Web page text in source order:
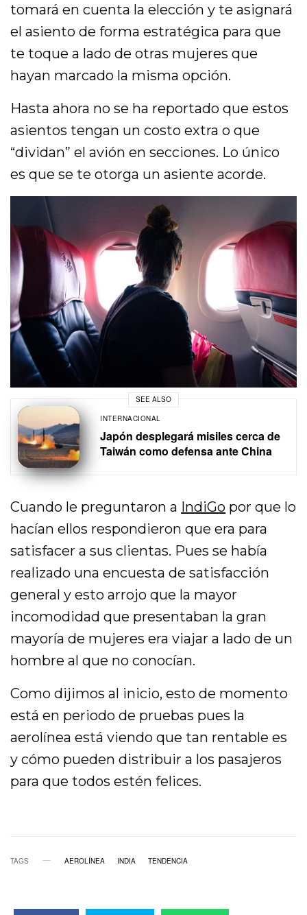
tomará en cuenta la elección y te asignará
el asiento de forma estratégica para que
te toque a lado de otras mujeres que
hayan marcado la misma opción.
Hasta ahora no se ha reportado que estos
asientos tengan un costo extra o que
“dividan” el avión en secciones. Lo único
es que se te otorga un asiente acorde.
SEE ALSO
INTERNACIONAL
Japón desplegará misiles cerca de
Taiwán como defensa ante China
Cuando le preguntaron a IndiGo por que lo
hacían ellos respondieron que era para
satisfacer a sus clientas. Pues se había
realizado una encuesta de satisfacción
general y esto arrojo que la mayor
incomodidad que presentaban la gran
mayoría de mujeres era viajar a lado de un
hombre al que no conocían.
Como dijimos al inicio, esto de momento
está en periodo de pruebas pues la
aerolínea está viendo que tan rentable es
y cómo pueden distribuir a los pasajeros
para que todos estén felices.
TAGS AEROLÍNEA INDIA TENDENCIA